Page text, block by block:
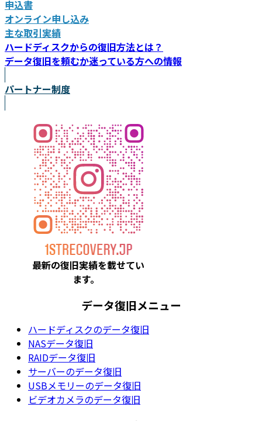
申込書
オンライン申し込み
主な取引実績
ハードディスクからの復旧方法とは？
データ復旧を頼むか迷っている方への情報
パートナー制度
最新の復旧実績を載せてい
ます。
データ復旧メニュー
ハードディスクのデータ復旧
NASデータ復旧
RAIDデータ復旧
サーバーのデータ復旧
USBメモリーのデータ復旧
ビデオカメラのデータ復旧